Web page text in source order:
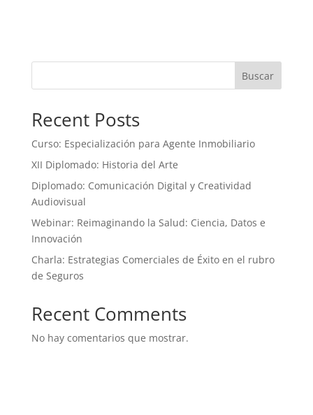
Buscar
Recent Posts
Curso: Especialización para Agente Inmobiliario
XII Diplomado: Historia del Arte
Diplomado: Comunicación Digital y Creatividad
Audiovisual
Webinar: Reimaginando la Salud: Ciencia, Datos e
Innovación
Charla: Estrategias Comerciales de Éxito en el rubro
de Seguros
Recent Comments
No hay comentarios que mostrar.